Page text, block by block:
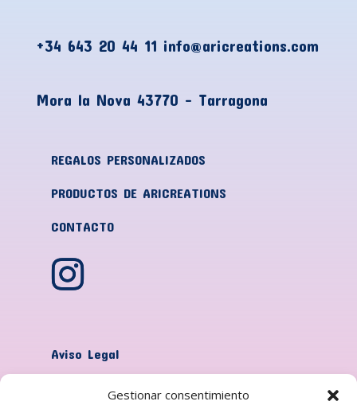
Gestionar consentimiento
+34 643 20 44 11 info@aricreations.com
Mora la Nova 43770 – Tarragona
REGALOS PERSONALIZADOS
PRODUCTOS DE ARICREATIONS
CONTACTO
Aviso Legal